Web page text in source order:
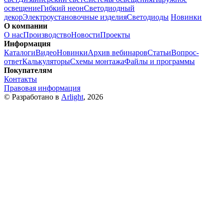
освещениеГибкий неонСветодиодный
декорЭлектроустановочные изделияСветодиоды Новинки
О компании
О насПроизводствоНовостиПроекты
Информация
КаталогиВидеоНовинкиАрхив вебинаровСтатьиВопрос-
ответКалькуляторыСхемы монтажаФайлы и программы
Покупателям
Контакты
Правовая информация
© Разработано в Arlight, 2026